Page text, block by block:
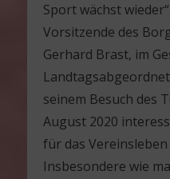
Sport wächst
Vorsitzende des
Gerhard Brast, im
seinem Besuch des
August 2020
für das
Insbesondere wie